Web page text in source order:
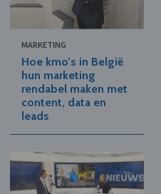
MARKETING
Hoe kmo’s in België
hun marketing
rendabel maken met
content, data en
leads